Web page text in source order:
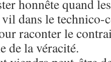
honnête quand
dans le technico-
raconter le
de la véracité.